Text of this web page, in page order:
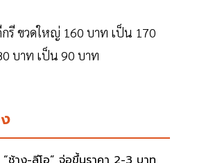
รี ขวดใหญ่ 160 บาท เป็น 170
บาท เป็น 90 บาท